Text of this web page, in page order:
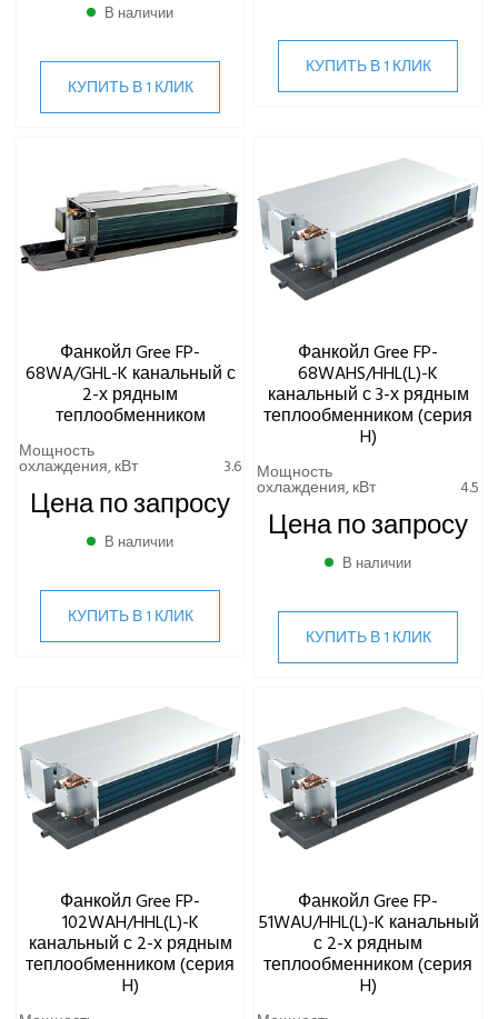
В наличии
КУПИТЬ В 1 КЛИК
КУПИТЬ В 1 КЛИК
Фанкойл Gree FP-
68WA/GHL-K канальный с
2-х рядным
теплообменником
Мощность
охлаждения, кВт 3.6
Цена по запросу
В наличии
КУПИТЬ В 1 КЛИК
Фанкойл Gree FP-
68WAHS/HHL(L)-K
канальный с 3-х рядным
теплообменником (серия
H)
Мощность
охлаждения, кВт 4.5
Цена по запросу
В наличии
КУПИТЬ В 1 КЛИК
Фанкойл Gree FP-
102WAH/HHL(L)-K
канальный с 2-х рядным
теплообменником (серия
H)
Фанкойл Gree FP-
51WAU/HHL(L)-K канальный
с 2-х рядным
теплообменником (серия
H)